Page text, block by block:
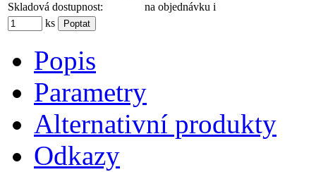
Skladová dostupnost:
na objednávku i
ks
Popis
Parametry
Alternativní produkty
Odkazy